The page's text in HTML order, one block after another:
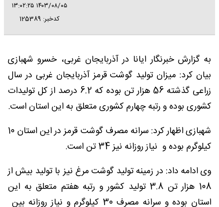
۱۴۰۳/۰۸/۰۵ ۱۳:۰۲:۲۵
کدخبر: 125389
به گزارش خبرنگار ایانا در آذربایجان غربی، خسرو شهبازی
بیان کرد: میزان تولید گوشت قرمز آذربایجان غربی در سال
زراعی گذشته 56 هزار تن بوده که 6.2 درصد از کل تولیدات
کشوری بوده و رتبه چهارم کشوری متعلق به این استان است.
شهبازی اظهار کرد: سرانه مصرف گوشت قرمز در این استان 10
کیلوگرم بوده و نیاز روزانه نیز 34 تن است.
وی ادامه داد: در زمینه تولید گوشت مرغ نیز با تولید بیش از
108 هزار تن 3.8 تولید کشور و رتبه هفتم متعلق به این
استان بوده و سرانه مصرف 30 کیلوگرم و نیاز روزانه بین